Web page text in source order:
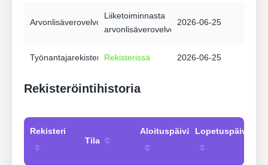
Arvonlisäverovelvollisuus
Liiketoiminnasta
arvonlisäverovelvollinen
2026-06-25
Työnantajarekisteri Rekisterissä 2026-06-25
Rekisteröintihistoria
Rekisteri
Tila
Aloituspäivämäärä